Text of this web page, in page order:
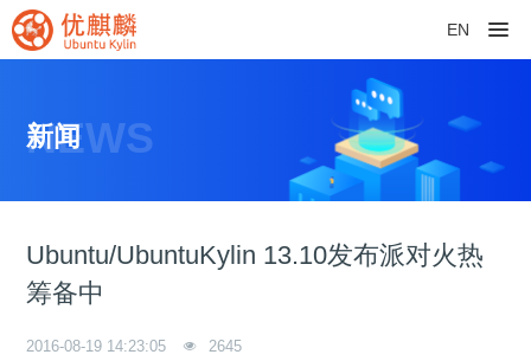
EN
NEWS
新闻
Ubuntu/UbuntuKylin 13.10发布派对火热
筹备中
2016-08-19 14:23:05 2645